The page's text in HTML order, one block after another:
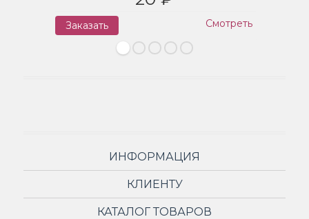
Заказать Смотреть
ИНФОРМАЦИЯ
КЛИЕНТУ
КАТАЛОГ ТОВАРОВ